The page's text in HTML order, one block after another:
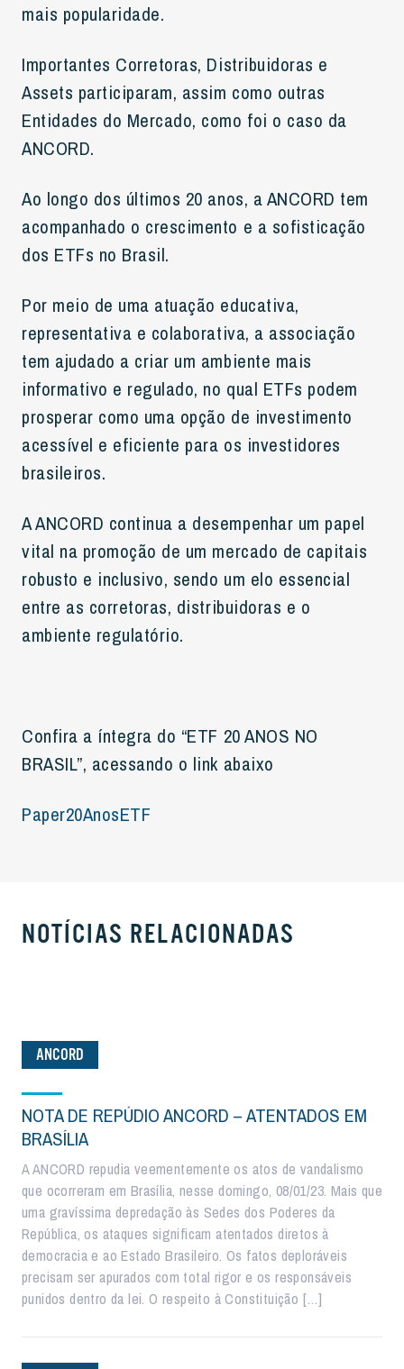
mais popularidade.
Importantes Corretoras, Distribuidoras e
Assets participaram, assim como outras
Entidades do Mercado, como foi o caso da
ANCORD.
Ao longo dos últimos 20 anos, a ANCORD tem
acompanhado o crescimento e a sofisticação
dos ETFs no Brasil.
Por meio de uma atuação educativa,
representativa e colaborativa, a associação
tem ajudado a criar um ambiente mais
informativo e regulado, no qual ETFs podem
prosperar como uma opção de investimento
acessível e eficiente para os investidores
brasileiros.
A ANCORD continua a desempenhar um papel
vital na promoção de um mercado de capitais
robusto e inclusivo, sendo um elo essencial
entre as corretoras, distribuidoras e o
ambiente regulatório.
Confira a íntegra do “ETF 20 ANOS NO
BRASIL”, acessando o link abaixo
Paper20AnosETF
NOTÍCIAS RELACIONADAS
ANCORD
NOTA DE REPÚDIO ANCORD – ATENTADOS EM
BRASÍLIA
A ANCORD repudia veementemente os atos de vandalismo
que ocorreram em Brasília, nesse domingo, 08/01/23. Mais que
uma gravíssima depredação às Sedes dos Poderes da
República, os ataques significam atentados diretos à
democracia e ao Estado Brasileiro. Os fatos deploráveis
precisam ser apurados com total rigor e os responsáveis
punidos dentro da lei. O respeito à Constituição […]